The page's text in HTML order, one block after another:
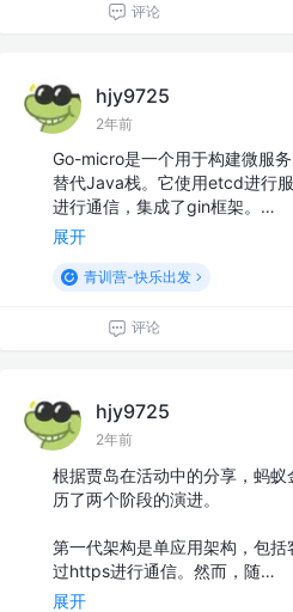
评论
hjy9725
2年前
Go-micro是一个用于构建微服
替代Java栈。它使用etcd进行
进行通信，集成了gin框架。…
展开
青训营-快乐出发
评论
hjy9725
2年前
根据贾岛在活动中的分享，蚂
历了两个阶段的演进。
第一代架构是单应用架构，包括
过https进行通信。然而，随…
展开